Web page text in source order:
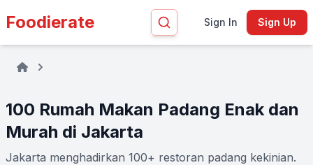
Foodierate Sign In Sign Up
100 Rumah Makan Padang Enak dan
Murah di Jakarta
Jakarta menghadirkan 100+ restoran padang kekinian.